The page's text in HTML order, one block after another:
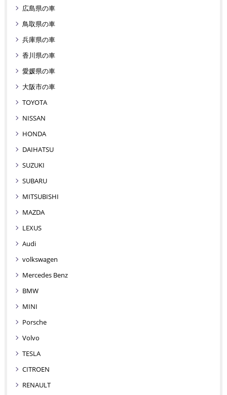
広島県の車
鳥取県の車
兵庫県の車
香川県の車
愛媛県の車
大阪市の車
TOYOTA
NISSAN
HONDA
DAIHATSU
SUZUKI
SUBARU
MITSUBISHI
MAZDA
LEXUS
Audi
volkswagen
Mercedes Benz
BMW
MINI
Porsche
Volvo
TESLA
CITROEN
RENAULT